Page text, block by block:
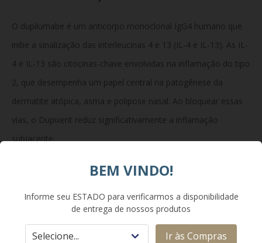
O dupilumabe é um anticorpo monoclonal IgG4 humano que
inibe a sinalização das interleucinas 4 e 13 (IL-4 e IL-13). As IL-
4 e IL-13 são citocinas-chave envolvidas na inflamação do tipo
2, que desempenha um papel central na patogênese da
dermatite atópica, asma e polipose nasal. Ao bloquear essas
vias, o Dupixent reduz significativamente a inflamação
subjacente.
Cada caneta preenchida de 1,14 mL contém 200 mg de
dupilumabe. Excipientes: L-arginina cloridrato, L-histidina,
BEM VINDO!
Informe seu ESTADO para verificarmos a disponibilidade
de entrega de nossos produtos
Ir às Compras